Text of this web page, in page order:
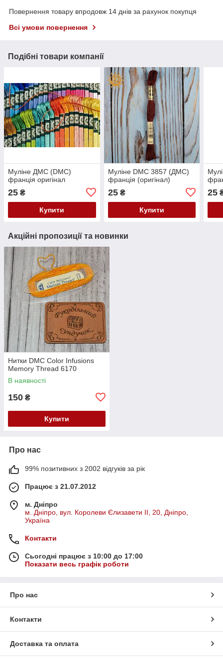
Повернення товару впродовж 14 днів за рахунок покупця
Всі умови повернення
Подібні товари компанії
Муліне ДМС (DMC)
франція оригінал
25 ₴
Купити
Муліне DMC 3857 (ДМС)
франція (оригінал)
25₴
Купити
25
Акційні пропозиції та новинки
Нитки DMC Color Infusions
Memory Thread 6170
В наявності
150 ₴
Купити
Про нас
99% позитивних з 2002 відгуків за рік
Працює з 21.07.2012
м. Дніпро
м. Дніпро, вул. Королеви Єлизавети ІІ, 20, Дніпро,
Україна
Контакти
Сьогодні працює з 10:00 до 17:00
Показати весь графік роботи
Про нас
Контакти
Доставка та оплата